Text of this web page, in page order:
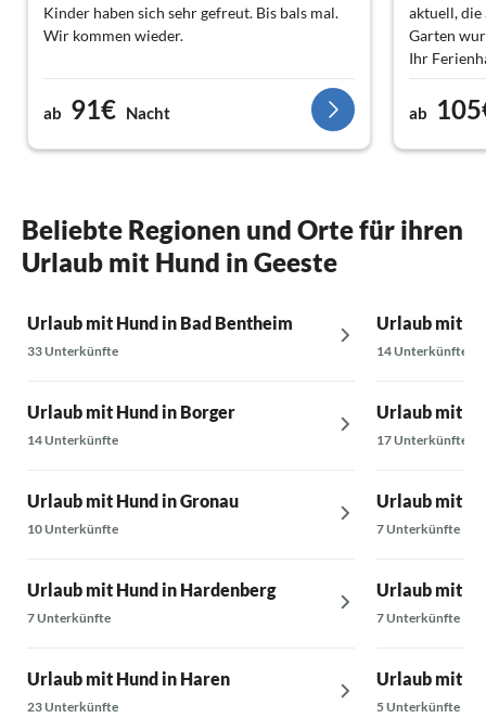
Kinder haben sich sehr gefreut. Bis bals mal.
Wir kommen wieder.
ab 91€ Nacht
aktuell, die
Garten
Ihr
nächste
wird
ab
Beliebte Regionen und Orte für ihren
Urlaub mit Hund in Geeste
Urlaub mit Hund in Bad Bentheim
33 Unterkünfte
Urlaub mit Hund in Borger
14 Unterkünfte
Urlaub mit Hund in Gronau
10 Unterkünfte
Urlaub mit Hund in Hardenberg
7 Unterkünfte
Urlaub mit Hund in Haren
23 Unterkünfte
Urlaub mit
14 Unterkünfte
Urlaub mit
17 Unterkünfte
Urlaub mit
7 Unterkünfte
Urlaub mit
7 Unterkünfte
Urlaub mit
5 Unterkünfte